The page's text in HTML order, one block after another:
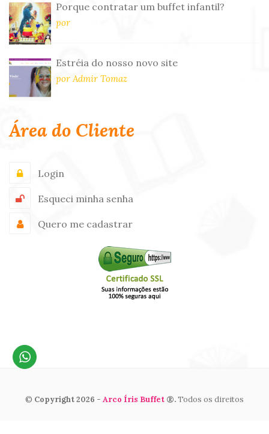
Porque contratar um buffet infantil?
por
Estréia do nosso novo site
por Admir Tomaz
Área do Cliente
Login
Esqueci minha senha
Quero me cadastrar
© Copyright 2026 - Arco Íris Buffet ®.Todos os direitos